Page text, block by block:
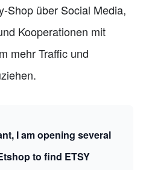
Shop über Social Media,
Kooperationen mit
mehr Traffic und
I am opening several
to find ETSY